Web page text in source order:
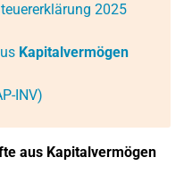
2025
Kapitalvermögen
INV)
aus Kapitalvermögen